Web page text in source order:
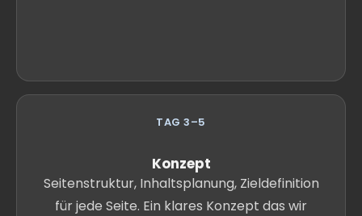
TAG 3–5
Konzept
Seitenstruktur, Inhaltsplanung, Zieldefinition
für jede Seite. Ein klares Konzept das wir